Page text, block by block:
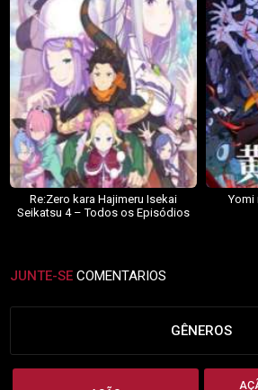
Re:Zero kara Hajimeru Isekai
Seikatsu 4 – Todos os Episódios
Yomi
JUNTE-SE COMENTARIOS
GÊNEROS